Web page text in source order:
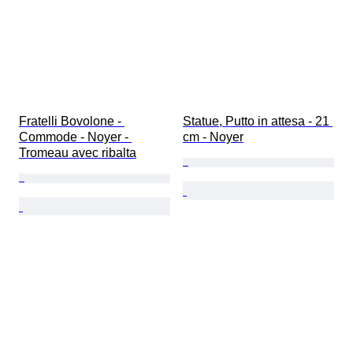
Fratelli Bovolone -
Commode - Noyer -
Tromeau avec ribalta
Statue, Putto in attesa - 21
cm - Noyer